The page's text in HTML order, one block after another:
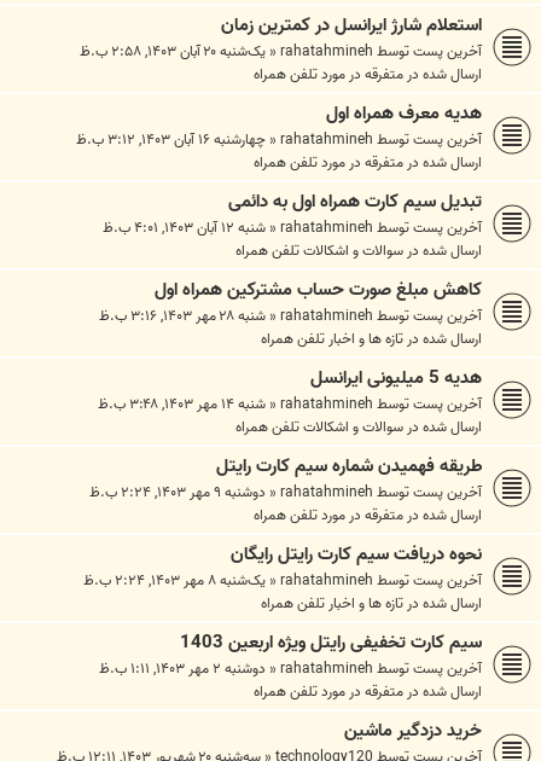
استعلام شارژ ایرانسل در کمترین زمان
آخرین پست توسطrahatahmineh
« یک‌شنبه ۲۰ آبان ۱۴۰۳, ۲:۵۸ ب.ظ
ارسال شده در متفرقه در مورد تلفن همراه
هدیه معرف همراه اول
آخرین پست توسطrahatahmineh
« چهارشنبه ۱۶ آبان ۱۴۰۳, ۳:۱۲ ب.ظ
ارسال شده در متفرقه در مورد تلفن همراه
تبدیل سیم کارت همراه اول به دائمی
آخرین پست توسطrahatahmineh
« شنبه ۱۲ آبان ۱۴۰۳, ۴:۰۱ ب.ظ
ارسال شده در سوالات و اشکالات تلفن همراه
کاهش مبلغ صورت حساب مشترکین همراه اول
آخرین پست توسطrahatahmineh
« شنبه ۲۸ مهر ۱۴۰۳, ۳:۱۶ ب.ظ
ارسال شده در تازه ها و اخبار تلفن همراه
هدیه 5 میلیونی ایرانسل
آخرین پست توسطrahatahmineh
« شنبه ۱۴ مهر ۱۴۰۳, ۳:۴۸ ب.ظ
ارسال شده در سوالات و اشکالات تلفن همراه
طریقه فهمیدن شماره سیم کارت رایتل
آخرین پست توسطrahatahmineh
« دوشنبه ۹ مهر ۱۴۰۳, ۲:۲۴ ب.ظ
ارسال شده در متفرقه در مورد تلفن همراه
نحوه دریافت سیم کارت رایتل رایگان
آخرین پست توسطrahatahmineh
« یک‌شنبه ۸ مهر ۱۴۰۳, ۲:۲۴ ب.ظ
ارسال شده در تازه ها و اخبار تلفن همراه
سیم کارت تخفیفی رایتل ویژه اربعین 1403
آخرین پست توسطrahatahmineh
« دوشنبه ۲ مهر ۱۴۰۳, ۱:۱۱ ب.ظ
ارسال شده در متفرقه در مورد تلفن همراه
خرید دزدگیر ماشین